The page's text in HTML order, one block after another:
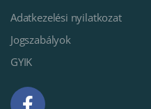
Adatkezelési nyilatkozat
Jogszabályok
GYIK